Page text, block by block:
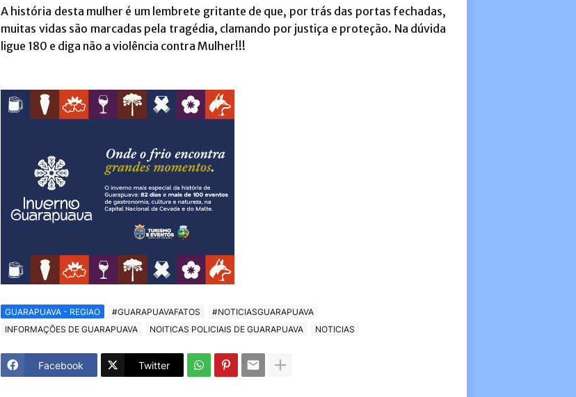
A história desta mulher é um lembrete gritante de que, por trás das portas fechadas,
muitas vidas são marcadas pela tragédia, clamando por justiça e proteção. Na dúvida
ligue 180 e diga não a violência contra Mulher!!!
GUARAPUAVA - REGIAO #GUARAPUAVAFATOS
#NOTICIASGUARAPUAVA
INFORMAÇÕES DE GUARAPUAVA
NOITICAS POLICIAIS DE GUARAPUAVA NOTICIAS
Facebook Twitter